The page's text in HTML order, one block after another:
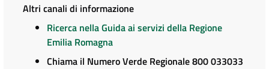
Altri canali di informazione
Ricerca nella Guida ai servizi della Regione
Emilia Romagna
Chiama il Numero Verde Regionale 800 033033